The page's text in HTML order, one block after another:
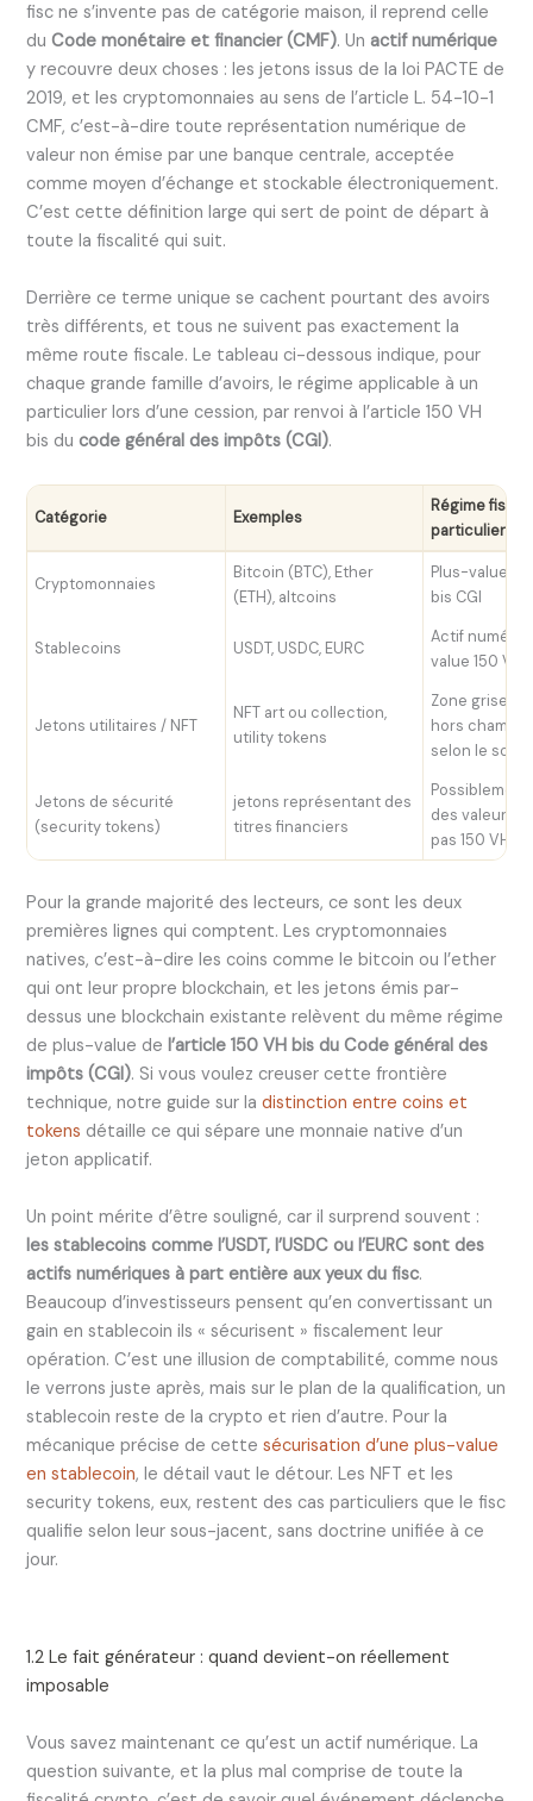
fisc ne s’invente pas de catégorie maison, il reprend celle
duCode monétaire et financier (CMF). Un actif numérique
y recouvre deux choses : les jetons issus de la loi PACTE de
2019, et les cryptomonnaies au sens de l’article L. 54-10-1
CMF, c’est-à-dire toute représentation numérique de
valeur non émise par une banque centrale, acceptée
comme moyen d’échange et stockable électroniquement.
C’est cette définition large qui sert de point de départ à
toute la fiscalité qui suit.
Derrière ce terme unique se cachent pourtant des avoirs
très différents, et tous ne suivent pas exactement la
même route fiscale. Le tableau ci-dessous indique, pour
chaque grande famille d’avoirs, le régime applicable à un
particulier lors d’une cession, par renvoi à l’article 150 VH
bis ducode général des impôts (CGI).
Catégorie Exemples
Régime fiscal
particulier
Cryptomonnaies
Bitcoin (BTC), Ether
(ETH), altcoins
Plus-value,
bis CGI
Stablecoins USDT, USDC, EURC
Actif
value 150 VH
Jetons utilitaires / NFT
NFT art ou collection,
utility tokens
Zone grise,
hors champ
selon le
Jetons de sécurité
(security tokens)
jetons représentant des
titres financiers
des valeurs
pas 150 VH
Pour la grande majorité des lecteurs, ce sont les deux
premières lignes qui comptent. Les cryptomonnaies
natives, c’est-à-dire les coins comme le bitcoin ou l’ether
qui ont leur propre blockchain, et les jetons émis par-
dessus une blockchain existante relèvent du même régime
de plus-value del’article 150 VH bis du Code général des
impôts (CGI). Si vous voulez creuser cette frontière
technique, notre guide sur ladistinction entre coins et
tokens détaille ce qui sépare une monnaie native d’un
jeton applicatif.
Un point mérite d’être souligné, car il surprend souvent :
les stablecoins comme l’USDT, l’USDC ou l’EURC sont des
actifs numériques à part entière aux yeux du fisc.
Beaucoup d’investisseurs pensent qu’en convertissant un
gain en stablecoin ils « sécurisent » fiscalement leur
opération. C’est une illusion de comptabilité, comme nous
le verrons juste après, mais sur le plan de la qualification, un
stablecoin reste de la crypto et rien d’autre. Pour la
mécanique précise de cettesécurisation d’une plus-value
en stablecoin, le détail vaut le détour. Les NFT et les
security tokens, eux, restent des cas particuliers que le fisc
qualifie selon leur sous-jacent, sans doctrine unifiée à ce
jour.
1.2 Le fait générateur : quand devient-on réellement
imposable
Vous savez maintenant ce qu’est un actif numérique. La
question suivante, et la plus mal comprise de toute la